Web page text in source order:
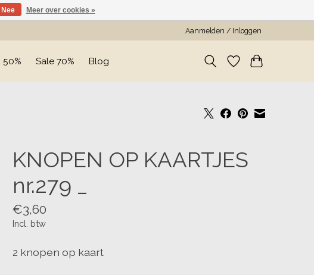
Aanmelden / Inloggen
50% Sale 70% Blog
KNOPEN OP KAARTJES
nr.279 _
€3,60
Incl. btw
2 knopen op kaart
Nee Meer over cookies »